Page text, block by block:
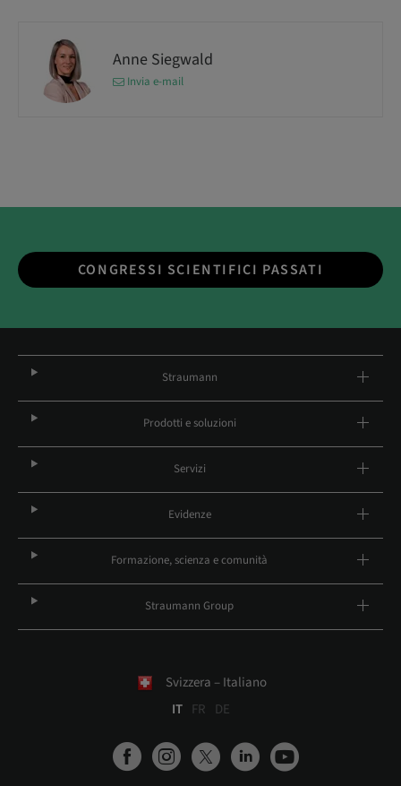
Anne Siegwald
Invia e-mail
CONGRESSI SCIENTIFICI PASSATI
Straumann
Prodotti e soluzioni
Servizi
Evidenze
Formazione, scienza e comunità
Straumann Group
Svizzera – Italiano
IT FR DE